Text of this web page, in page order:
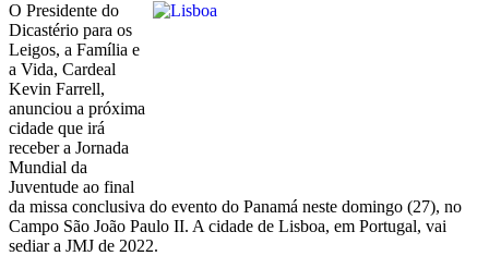
O Presidente do
Dicastério para os
Leigos, a Família e
a Vida, Cardeal
Kevin Farrell,
anunciou a próxima
cidade que irá
receber a Jornada
Mundial da
Juventude ao final
da missa conclusiva do evento do Panamá neste domingo (27), no
Campo São João Paulo II. A cidade de Lisboa, em Portugal, vai
sediar a JMJ de 2022.